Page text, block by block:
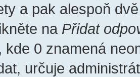
a pak alespoň
na Přidat
kde 0 znamená
určuje